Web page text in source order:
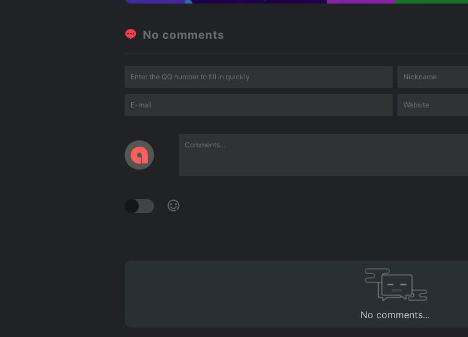
No comments
No comments...